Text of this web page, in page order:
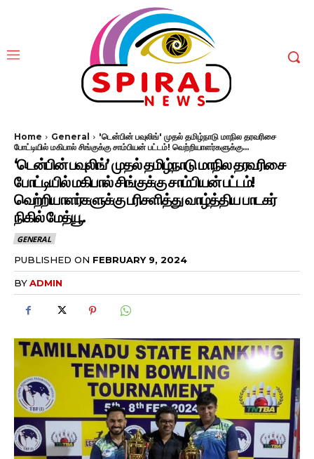
Home General
'டென்பின் பவுலிங்' முதல் தமிழ்நாடு மாநில தரவரிசை
போட்டியில் மகிபால் சிங்குக்கு சாம்பியன் பட்டம்! வெற்றியாளர்களுக்கு...
‘டென்பின் பவுலிங்’ முதல் தமிழ்நாடு மாநில தரவரிசை
போட்டியில் மகிபால் சிங்குக்கு சாம்பியன் பட்டம்!
வெற்றியாளர்களுக்கு பரிசளித்து வாழ்த்திய பாடகர்
நிகில் மேத்யூ.
GENERAL
PUBLISHED ON FEBRUARY 9, 2024
BYADMIN